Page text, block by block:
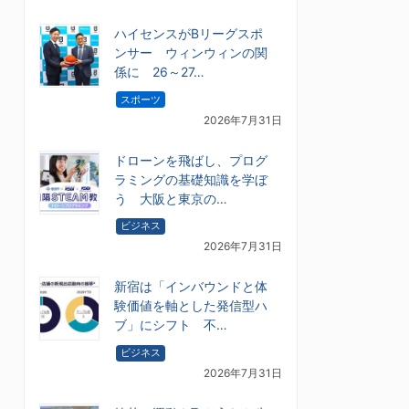
ハイセンスがBリーグスポ
ンサー ウィンウィンの関
係に 26～27…
スポーツ
2026年7月31日
ドローンを飛ばし、プログ
ラミングの基礎知識を学ぼ
う 大阪と東京の…
ビジネス
2026年7月31日
新宿は「インバウンドと体
験価値を軸とした発信型ハ
ブ」にシフト 不…
ビジネス
2026年7月31日